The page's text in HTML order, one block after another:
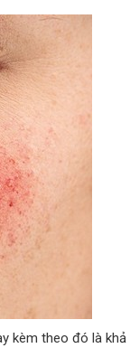
kèm theo đó là khả